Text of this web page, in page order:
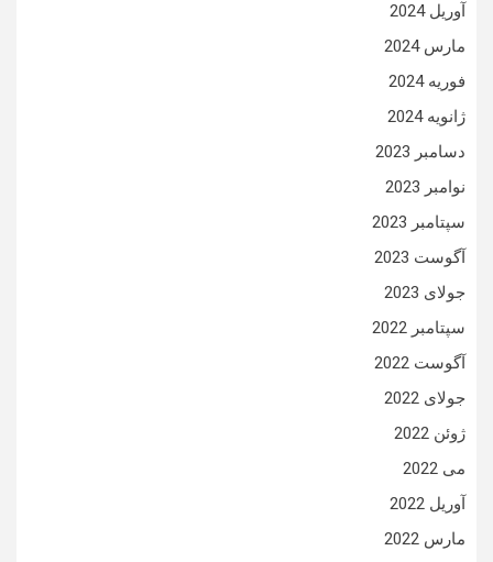
آوریل 2024
مارس 2024
فوریه 2024
ژانویه 2024
دسامبر 2023
نوامبر 2023
سپتامبر 2023
آگوست 2023
جولای 2023
سپتامبر 2022
آگوست 2022
جولای 2022
ژوئن 2022
می 2022
آوریل 2022
مارس 2022